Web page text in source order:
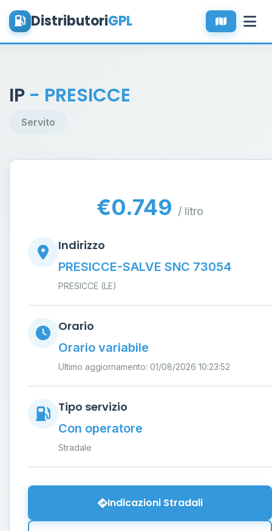
DistributoriGPL
IP - PRESICCE
Servito
€0.749 / litro
Indirizzo
PRESICCE-SALVE SNC 73054
PRESICCE (LE)
Orario
Orario variabile
Ultimo aggiornamento: 01/08/2026 10:23:52
Tipo servizio
Con operatore
Stradale
Indicazioni Stradali